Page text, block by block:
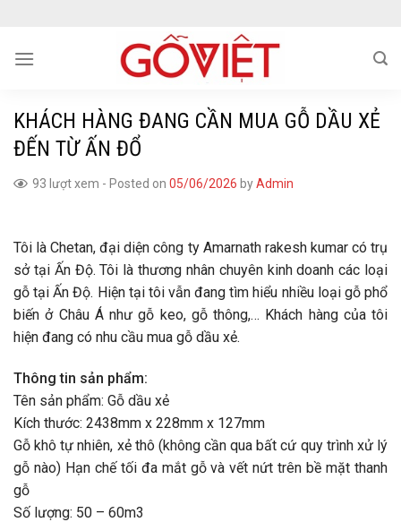
content
KHÁCH HÀNG ĐANG CẦN MUA GỖ DẦU XẺ
ĐẾN TỪ ẤN ĐỔ
93 lượt xem - Posted on 05/06/2026 byAdmin
Tôi là Chetan, đại diện công ty Amarnath rakesh kumar có trụ
sở tại Ấn Độ. Tôi là thương nhân chuyên kinh doanh các loại
gỗ tại Ấn Độ. Hiện tại tôi vẫn đang tìm hiểu nhiều loại gỗ phổ
biến ở Châu Á như gỗ keo, gỗ thông,… Khách hàng của tôi
hiện đang có nhu cầu mua gỗ dầu xẻ.
Thông tin sản phẩm:
Tên sản phẩm: Gỗ dầu xẻ
Kích thước: 2438mm x 228mm x 127mm
Gỗ khô tự nhiên, xẻ thô (không cần qua bất cứ quy trình xử lý
gỗ nào) Hạn chế tối đa mắt gỗ và vết nứt trên bề mặt thanh
gỗ
Số lượng: 50 – 60m3